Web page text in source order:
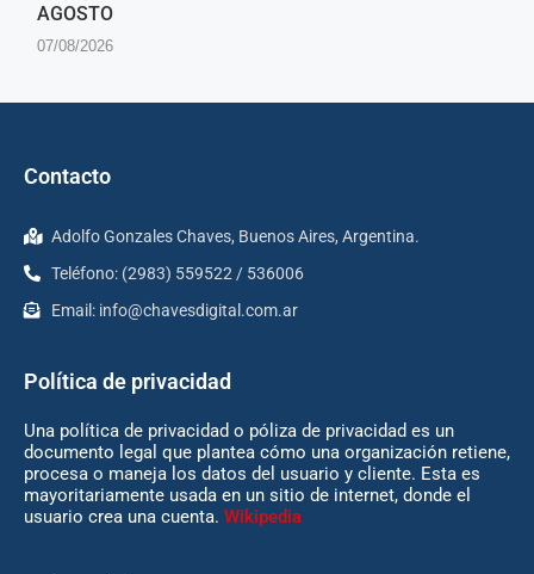
AGOSTO
07/08/2026
Contacto
Adolfo Gonzales Chaves, Buenos Aires, Argentina.
Teléfono: (2983) 559522 / 536006
Email: info@chavesdigital.com.ar
Política de privacidad
Una política de privacidad o póliza de privacidad es un
documento legal que plantea cómo una organización retiene,
procesa o maneja los datos del usuario y cliente. Esta es
mayoritariamente usada en un sitio de internet, donde el
usuario crea una cuenta. Wikipedia